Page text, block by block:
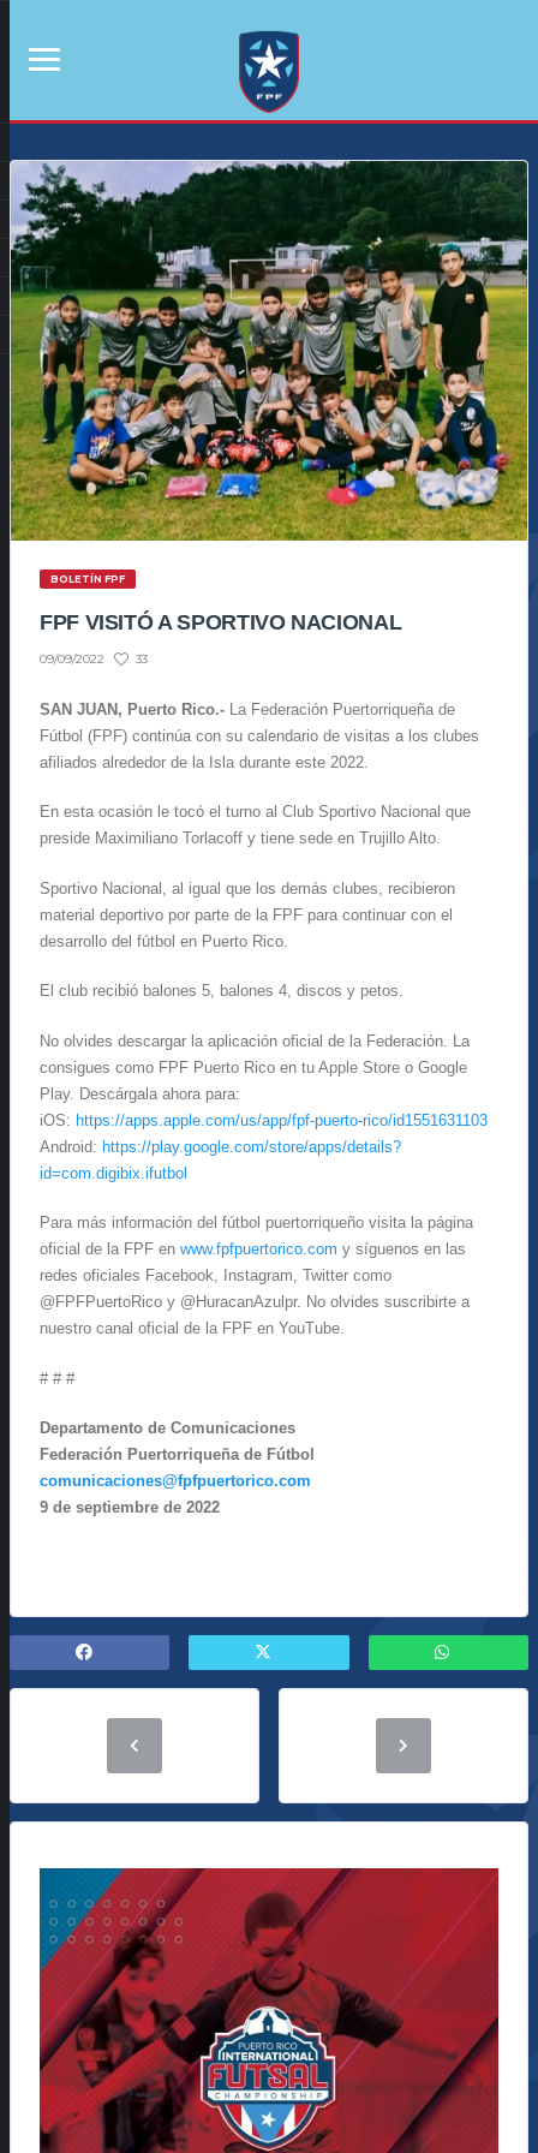
BOLETÍN FPF
FPF VISITÓ A SPORTIVO NACIONAL
09/09/2022 33
SAN JUAN, Puerto Rico.- La Federación Puertorriqueña de
Fútbol (FPF) continúa con su calendario de visitas a los clubes
afiliados alrededor de la Isla durante este 2022.
En esta ocasión le tocó el turno al Club Sportivo Nacional que
preside Maximiliano Torlacoff y tiene sede en Trujillo Alto.
Sportivo Nacional, al igual que los demás clubes, recibieron
material deportivo por parte de la FPF para continuar con el
desarrollo del fútbol en Puerto Rico.
El club recibió balones 5, balones 4, discos y petos.
No olvides descargar la aplicación oficial de la Federación. La
consigues como FPF Puerto Rico en tu Apple Store o Google
Play. Descárgala ahora para:
iOS: https://apps.apple.com/us/app/fpf-puerto-rico/id1551631103
Android: https://play.google.com/store/apps/details?
id=com.digibix.ifutbol
Para más información del fútbol puertorriqueño visita la página
oficial de la FPF en www.fpfpuertorico.com y síguenos en las
redes oficiales Facebook, Instagram, Twitter como
@FPFPuertoRico y @HuracanAzulpr. No olvides suscribirte a
nuestro canal oficial de la FPF en YouTube.
# # #
Departamento de Comunicaciones
Federación Puertorriqueña de Fútbol
comunicaciones@fpfpuertorico.com
9 de septiembre de 2022